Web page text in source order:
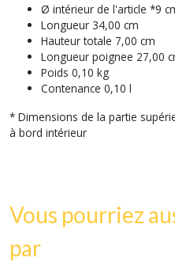
Ø intérieur de l'article *9
Longueur 34,00 cm
Hauteur totale 7,00 cm
Longueur poignee 27,00
Poids 0,10 kg
Contenance 0,10 l
* Dimensions de la partie
à bord intérieur
Vous pourriez
par